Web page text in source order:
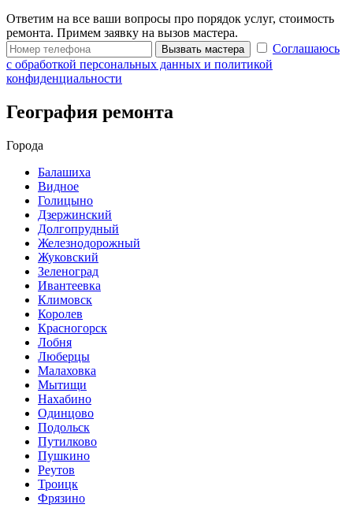
Ответим на все ваши вопросы про порядок услуг, стоимость
ремонта. Примем заявку на вызов мастера.
Вызвать мастера
Соглашаюсь
с обработкой персональных данных и политикой
конфиденциальности
География ремонта
Города
Балашиха
Видное
Голицыно
Дзержинский
Долгопрудный
Железнодорожный
Жуковский
Зеленоград
Ивантеевка
Климовск
Королев
Красногорск
Лобня
Люберцы
Малаховка
Мытищи
Нахабино
Одинцово
Подольск
Путилково
Пушкино
Реутов
Троицк
Фрязино